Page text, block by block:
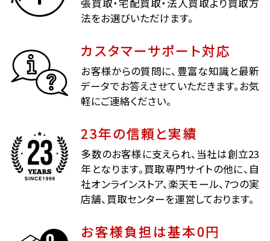
張買取・宅配買取・法人買取より買取方
法をお選びいただけます。
カスタマーサポート対応
お客様からの質問に、豊富な知識と最新
データでお答えさせていただきます。お気
軽にご連絡ください。
23年の信頼と実績
多数のお客様に支えられ、当社は創立23
年となります。買取専門サイトの他に、自
社オンラインストア、楽天モール、7つの実
店舗、買取センターを運営しております。
お客様負担は基本0円